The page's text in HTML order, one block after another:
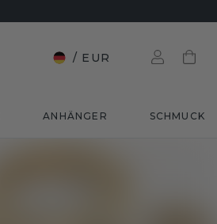
/ EUR
ANHÄNGER SCHMUCK